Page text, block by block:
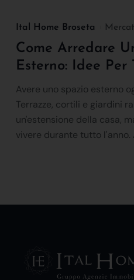
Ital Home Broseta
Come Arredare
Esterno: Idee Per
Avere uno spazio esterno
Terrazze, cortili e giardini
un'estensione della casa,
vivere durante tutto l'anno.